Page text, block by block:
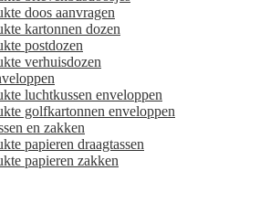
doos aanvragen
kartonnen dozen
postdozen
verhuisdozen
luchtkussen enveloppen
golfkartonnen enveloppen
en zakken
papieren draagtassen
papieren zakken